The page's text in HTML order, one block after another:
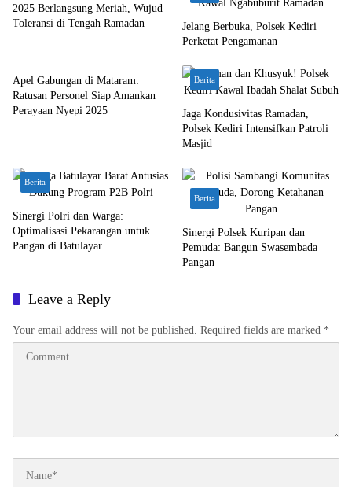
2025 Berlangsung Meriah, Wujud
Toleransi di Tengah Ramadan
Jelang Berbuka, Polsek Kediri
Perketat Pengamanan
Apel Gabungan di Mataram:
Ratusan Personel Siap Amankan
Perayaan Nyepi 2025
Berita
Jaga Kondusivitas Ramadan,
Polsek Kediri Intensifkan Patroli
Masjid
Berita
Sinergi Polri dan Warga:
Optimalisasi Pekarangan untuk
Pangan di Batulayar
Berita
Sinergi Polsek Kuripan dan
Pemuda: Bangun Swasembada
Pangan
Leave a Reply
Your email address will not be published. Required fields are marked *